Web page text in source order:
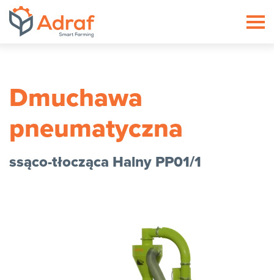
Dmuchawa
pneumatyczna
ssąco-tłocząca Halny PP01/1
ADRAF // Producent maszyn